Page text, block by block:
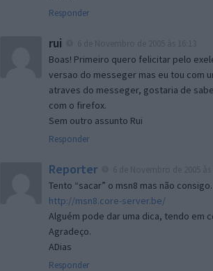
Responder
rui
Boas! Primeiro quero felicitar pelo
versao do messeger mas eu tou com
atraves do messeger, gostaria de
com o firefox.
Sem outro assunto Rui
Responder
Reporter
Tento “sacar” o msn8 mas não
http://msn8.core-server.be/
Alguém pode dar uma dica, tendo em
Agradeço.
ADias
Responder